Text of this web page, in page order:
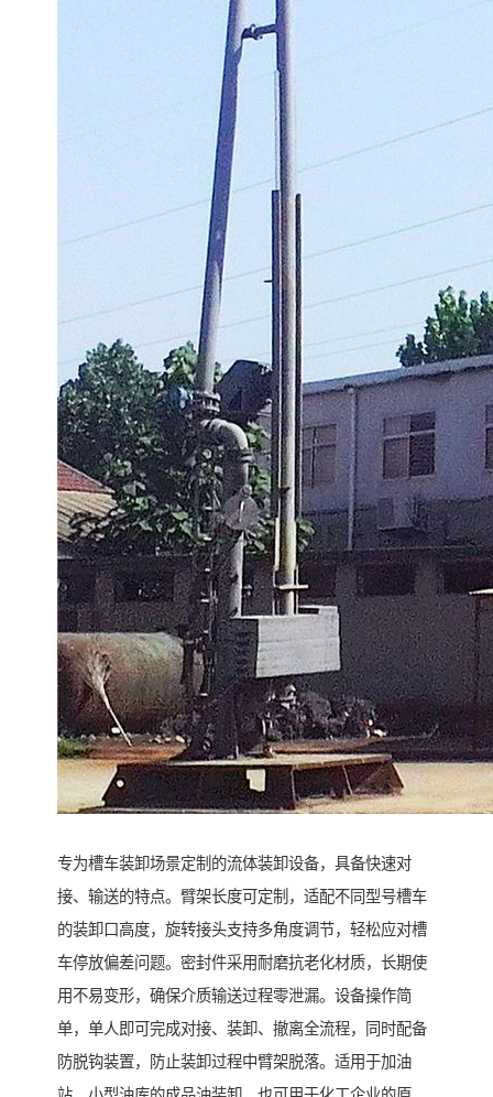
专为槽车装卸场景定制的流体装卸设备，具备快速对
接、输送的特点。臂架长度可定制，适配不同型号槽车
的装卸口高度，旋转接头支持多角度调节，轻松应对槽
车停放偏差问题。密封件采用耐磨抗老化材质，长期使
用不易变形，确保介质输送过程零泄漏。设备操作简
单，单人即可完成对接、装卸、撤离全流程，同时配备
防脱钩装置，防止装卸过程中臂架脱落。适用于加油